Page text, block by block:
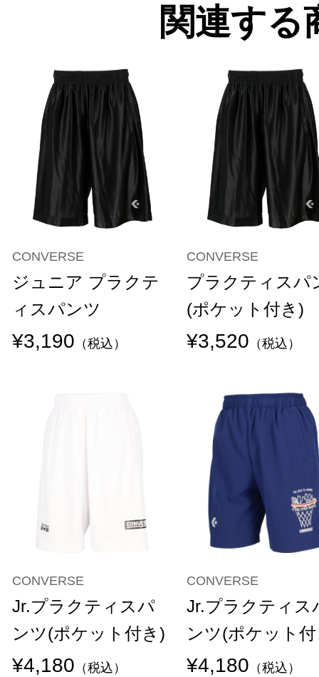
関連する
CONVERSE
ジュニア プラクテ
ィスパンツ
¥3,190 （税込）
CONVERSE
プラクティスパ
(ポケット付き)
¥3,520 （税込）
CONVERSE
Jr.プラクティスパ
ンツ(ポケット付き)
¥4,180 （税込）
CONVERSE
Jr.プラクティス
ンツ(ポケット
¥4,180 （税込）